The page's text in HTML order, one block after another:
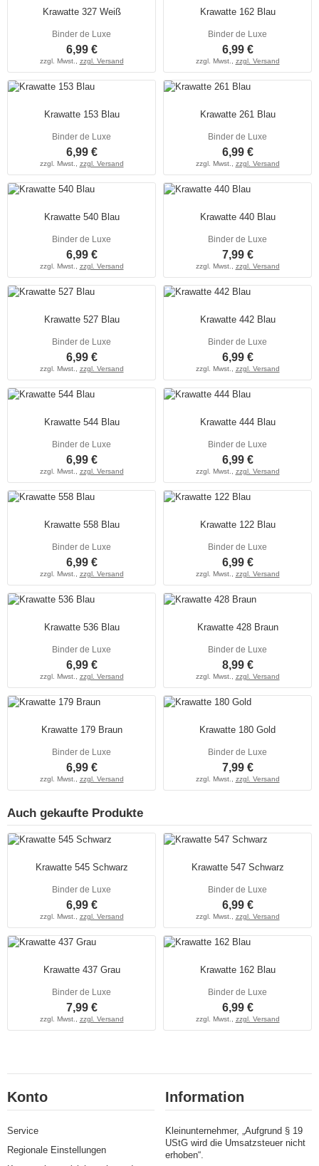
Krawatte 327 Weiß
Binder de Luxe
6,99 €
zzgl. Mwst., zzgl. Versand
Krawatte 162 Blau
Binder de Luxe
6,99 €
zzgl. Mwst., zzgl. Versand
Krawatte 153 Blau
Binder de Luxe
6,99 €
zzgl. Mwst., zzgl. Versand
Krawatte 261 Blau
Binder de Luxe
6,99 €
zzgl. Mwst., zzgl. Versand
Krawatte 540 Blau
Binder de Luxe
6,99 €
zzgl. Mwst., zzgl. Versand
Krawatte 440 Blau
Binder de Luxe
7,99 €
zzgl. Mwst., zzgl. Versand
Krawatte 527 Blau
Binder de Luxe
6,99 €
zzgl. Mwst., zzgl. Versand
Krawatte 442 Blau
Binder de Luxe
6,99 €
zzgl. Mwst., zzgl. Versand
Krawatte 544 Blau
Binder de Luxe
6,99 €
zzgl. Mwst., zzgl. Versand
Krawatte 444 Blau
Binder de Luxe
6,99 €
zzgl. Mwst., zzgl. Versand
Krawatte 558 Blau
Binder de Luxe
6,99 €
zzgl. Mwst., zzgl. Versand
Krawatte 122 Blau
Binder de Luxe
6,99 €
zzgl. Mwst., zzgl. Versand
Krawatte 536 Blau
Binder de Luxe
6,99 €
zzgl. Mwst., zzgl. Versand
Krawatte 428 Braun
Binder de Luxe
8,99 €
zzgl. Mwst., zzgl. Versand
Krawatte 179 Braun
Binder de Luxe
6,99 €
zzgl. Mwst., zzgl. Versand
Krawatte 180 Gold
Binder de Luxe
7,99 €
zzgl. Mwst., zzgl. Versand
Auch gekaufte Produkte
Krawatte 545 Schwarz
Binder de Luxe
6,99 €
zzgl. Mwst., zzgl. Versand
Krawatte 547 Schwarz
Binder de Luxe
6,99 €
zzgl. Mwst., zzgl. Versand
Krawatte 437 Grau
Binder de Luxe
7,99 €
zzgl. Mwst., zzgl. Versand
Krawatte 162 Blau
Binder de Luxe
6,99 €
zzgl. Mwst., zzgl. Versand
Konto
Service
Regionale Einstellungen
Information
Kleinunternehmer, „Aufgrund § 19
UStG wird die Umsatzsteuer nicht
erhoben“.